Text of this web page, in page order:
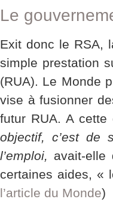
Le
Exit donc le RSA,
simple prestation
(RUA). Le Monde
vise à fusionner
futur RUA. A
objectif, c’est de
l’emploi, avait-elle
certaines aides, «
l’article du Monde)